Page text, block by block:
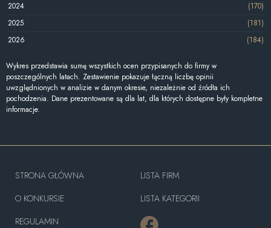
2024
(170)
2025
(181)
2026
(184)
Wykres przedstawia sumę wszystkich ocen przypisanych do firmy w
poszczególnych latach. Zestawienie pokazuje łączną liczbę opinii
uwzględnionych w analizie w danym okresie, niezależnie od źródła ich
pochodzenia. Dane prezentowane są dla lat, dla których dostępne były kompletne
informacje.
STRONA GŁÓWNA
O KONKURSIE
REGULAMIN
LISTA FIRM
LISTA KATEGORII